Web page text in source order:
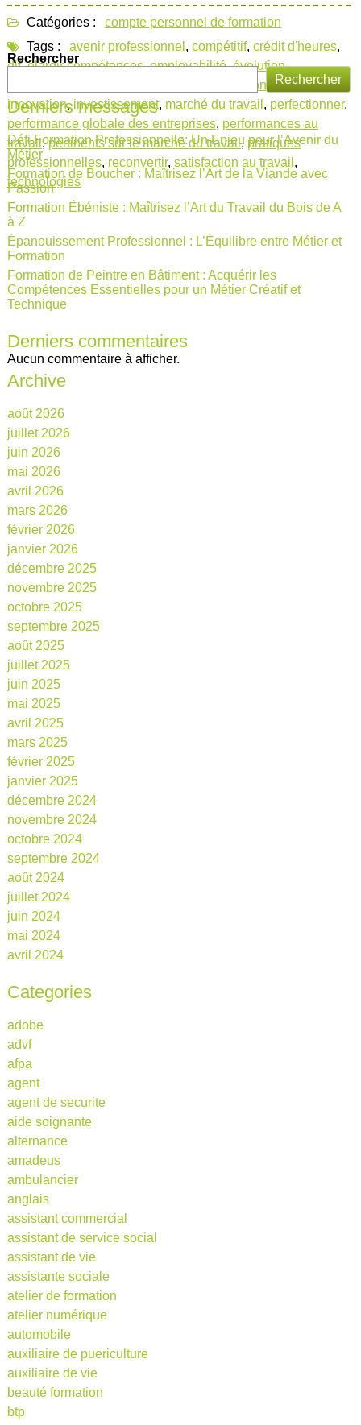
Catégories :
compte personnel de formation
Tags :
avenir professionnel , compétitif, crédit d'heures,
dif,élargir compétences,employabilité,évolution
formation continue dif,
innovation,investissement, marché du travail , perfectionner,
performance globale des entreprises, performances au
travail,pertinents sur le marché du travail, pratiques
professionnelles, reconvertir, satisfaction au travail ,
technologies
Rechercher
Rechercher
Derniers messages
Défi Formation Professionnelle: Un Enjeu pour l’Avenir du
Métier
Formation de Boucher : Maîtrisez l’Art de la Viande avec
Passion
Formation Ébéniste : Maîtrisez l’Art du Travail du Bois de A
à Z
Épanouissement Professionnel : L’Équilibre entre Métier et
Formation
Formation de Peintre en Bâtiment : Acquérir les
Compétences Essentielles pour un Métier Créatif et
Technique
Derniers commentaires
Aucun commentaire à afficher.
Archive
août 2026
juillet 2026
juin 2026
mai 2026
avril 2026
mars 2026
février 2026
janvier 2026
décembre 2025
novembre 2025
octobre 2025
septembre 2025
août 2025
juillet 2025
juin 2025
mai 2025
avril 2025
mars 2025
février 2025
janvier 2025
décembre 2024
novembre 2024
octobre 2024
septembre 2024
août 2024
juillet 2024
juin 2024
mai 2024
avril 2024
Categories
adobe
advf
afpa
agent
agent de securite
aide soignante
alternance
amadeus
ambulancier
anglais
assistant commercial
assistant de service social
assistant de vie
assistante sociale
atelier de formation
atelier numérique
automobile
auxiliaire de puericulture
auxiliaire de vie
beauté formation
btp